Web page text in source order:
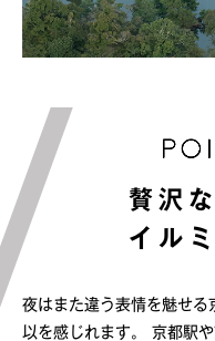
贅沢
イル
夜はまた違う表情を魅せる
以を感じれます。
京都駅